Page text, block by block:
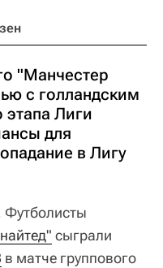
"Манчестер
с голландским
этапа Лиги
для
в Лигу
Футболисты
сыграли
в матче группового